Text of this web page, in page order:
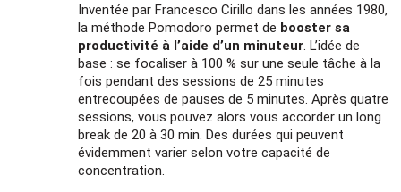
Inventée par Francesco Cirillo dans les années 1980,
la méthode Pomodoro permet de booster sa
productivité à l’aide d’un minuteur. L’idée de
base : se focaliser à 100 % sur une seule tâche à la
fois pendant des sessions de 25 minutes
entrecoupées de pauses de 5 minutes. Après quatre
sessions, vous pouvez alors vous accorder un long
break de 20 à 30 min. Des durées qui peuvent
évidemment varier selon votre capacité de
concentration.